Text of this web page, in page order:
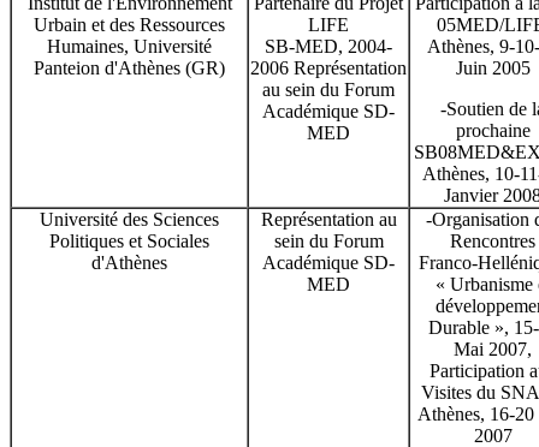
Urbain et des Ressources
Humaines, Université
Panteion d'Athènes (GR)
LIFE
SB-MED, 2004-
2006 Représentation
au sein du Forum
Académique SD-
MED
05MED/
Athènes, 9-
Juin 2005
-Soutien de
prochaine
Athènes, 10-
Janvier
Université des Sciences
Politiques et Sociales
d'Athènes
Représentation au
sein du Forum
Académique SD-
MED
-Organisation
Rencontres
Franco-
« Urbanisme
Durable »,
Mai 2007,
Participation
Visites du
Athènes, 16-
2007